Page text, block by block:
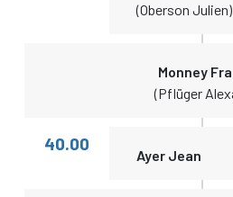
(Oberson Julien)
Monney
(Pflüger
40.00
Ayer Jean